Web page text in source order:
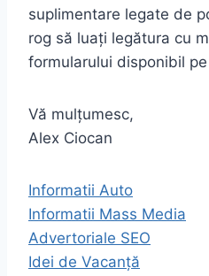
suplimentare legate de
rog să luați legătura cu
formularului disponibil
Vă mulțumesc,
Alex Ciocan
Informatii Auto
Informatii Mass Media
Advertoriale SEO
Idei de Vacanță